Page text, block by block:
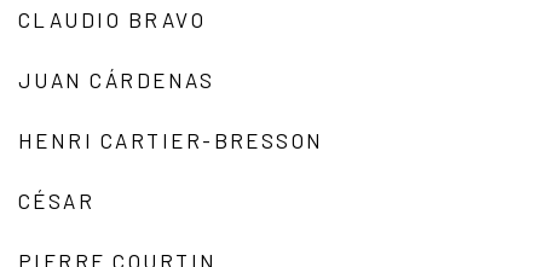
CLAUDIO BRAVO
JUAN CÁRDENAS
HENRI CARTIER-BRESSON
CÉSAR
PIERRE COURTIN